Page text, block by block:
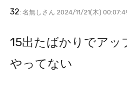
32: 名無しさん 2024/11/21(木)
15出たばかりでアッ
やってない